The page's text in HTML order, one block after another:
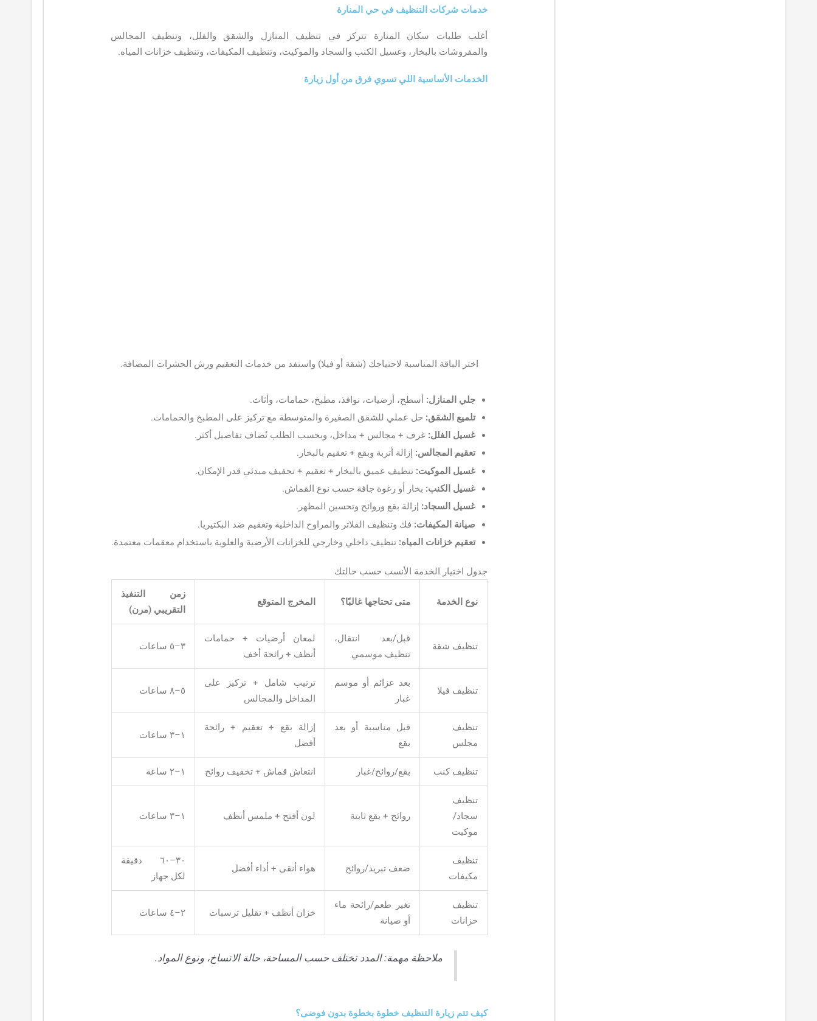
خدمات شركات التنظيف في حي المنارة
أغلب طلبات سكان المنارة تتركز في تنظيف المنازل والشقق والفلل، وتنظيف المجالس
والمفروشات بالبخار، وغسيل الكنب والسجاد والموكيت، وتنظيف المكيفات، وتنظيف خزانات المياه.
الخدمات الأساسية اللي تسوي فرق من أول زيارة
اختر الباقة المناسبة لاحتياجك (شقة أو فيلا) واستفد من خدمات التعقيم ورش الحشرات المضافة.
جلي المنازل: أسطح، أرضيات، نوافذ، مطبخ، حمامات، وأثاث.
تلميع الشقق: حل عملي للشقق الصغيرة والمتوسطة مع تركيز على المطبخ والحمامات.
غسيل الفلل: غرف + مجالس + مداخل، وبحسب الطلب تُضاف تفاصيل أكثر.
تعقيم المجالس: إزالة أتربة وبقع + تعقيم بالبخار.
غسيل الموكيت: تنظيف عميق بالبخار + تعقيم + تجفيف مبدئي قدر الإمكان.
غسيل الكنب: بخار أو رغوة جافة حسب نوع القماش.
غسيل السجاد: إزالة بقع وروائح وتحسين المظهر.
صيانة المكيفات: فك وتنظيف الفلاتر والمراوح الداخلية وتعقيم ضد البكتيريا.
تعقيم خزانات المياه: تنظيف داخلي وخارجي للخزانات الأرضية والعلوية باستخدام معقمات معتمدة.
جدول اختيار الخدمة الأنسب حسب حالتك
نوع الخدمة متى تحتاجها غالبًا؟ المخرج المتوقع
زمن التنفيذ
التقريبي (مرن)
تنظيف شقة
قبل/بعد انتقال،
تنظيف موسمي
لمعان أرضيات + حمامات
أنظف + رائحة أخف
٣–٥ ساعات
تنظيف فيلا
بعد عزائم أو موسم
غبار
ترتيب شامل + تركيز على
المداخل والمجالس
٥–٨ ساعات
تنظيف
مجلس
قبل مناسبة أو بعد
بقع
إزالة بقع + تعقيم + رائحة
أفضل
١–٣ ساعات
تنظيف كنب بقع/روائح/غبار انتعاش قماش + تخفيف روائح ١–٢ ساعة
تنظيف
سجاد/
موكيت
روائح + بقع ثابتة لون أفتح + ملمس أنظف ١–٣ ساعات
تنظيف
مكيفات
ضعف تبريد/روائح هواء أنقى + أداء أفضل
٣٠–٦٠ دقيقة
لكل جهاز
تنظيف
خزانات
تغير طعم/رائحة ماء
أو صيانة
خزان أنظف + تقليل ترسبات ٢–٤ ساعات
ملاحظة مهمة: المدد تختلف حسب المساحة، حالة الاتساخ، ونوع المواد.
كيف تتم زيارة التنظيف خطوة بخطوة بدون فوضى؟